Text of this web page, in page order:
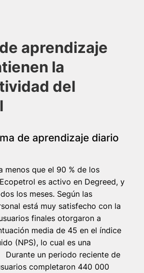
aprendizaje
la
del
de aprendizaje diario
menos que el 90 % de los
es activo en Degreed, y
los meses. Según las
está muy satisfecho con la
finales otorgaron a
media de 45 en el índice
(NPS), lo cual es una
un periodo reciente de
completaron 440 000